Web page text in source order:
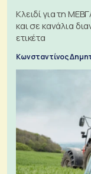
Κλειδί για τη
και σε κανάλια
ετικέτα
Κωνσταντίνος